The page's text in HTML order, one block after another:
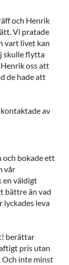
och Henrik
Vi pratade
vart livet kan
skulle flytta
oss att
de hade att
av
och bokade ett
vår
en väldigt
bättre än vad
lyckades leva
berättar
pris utan
Och inte minst